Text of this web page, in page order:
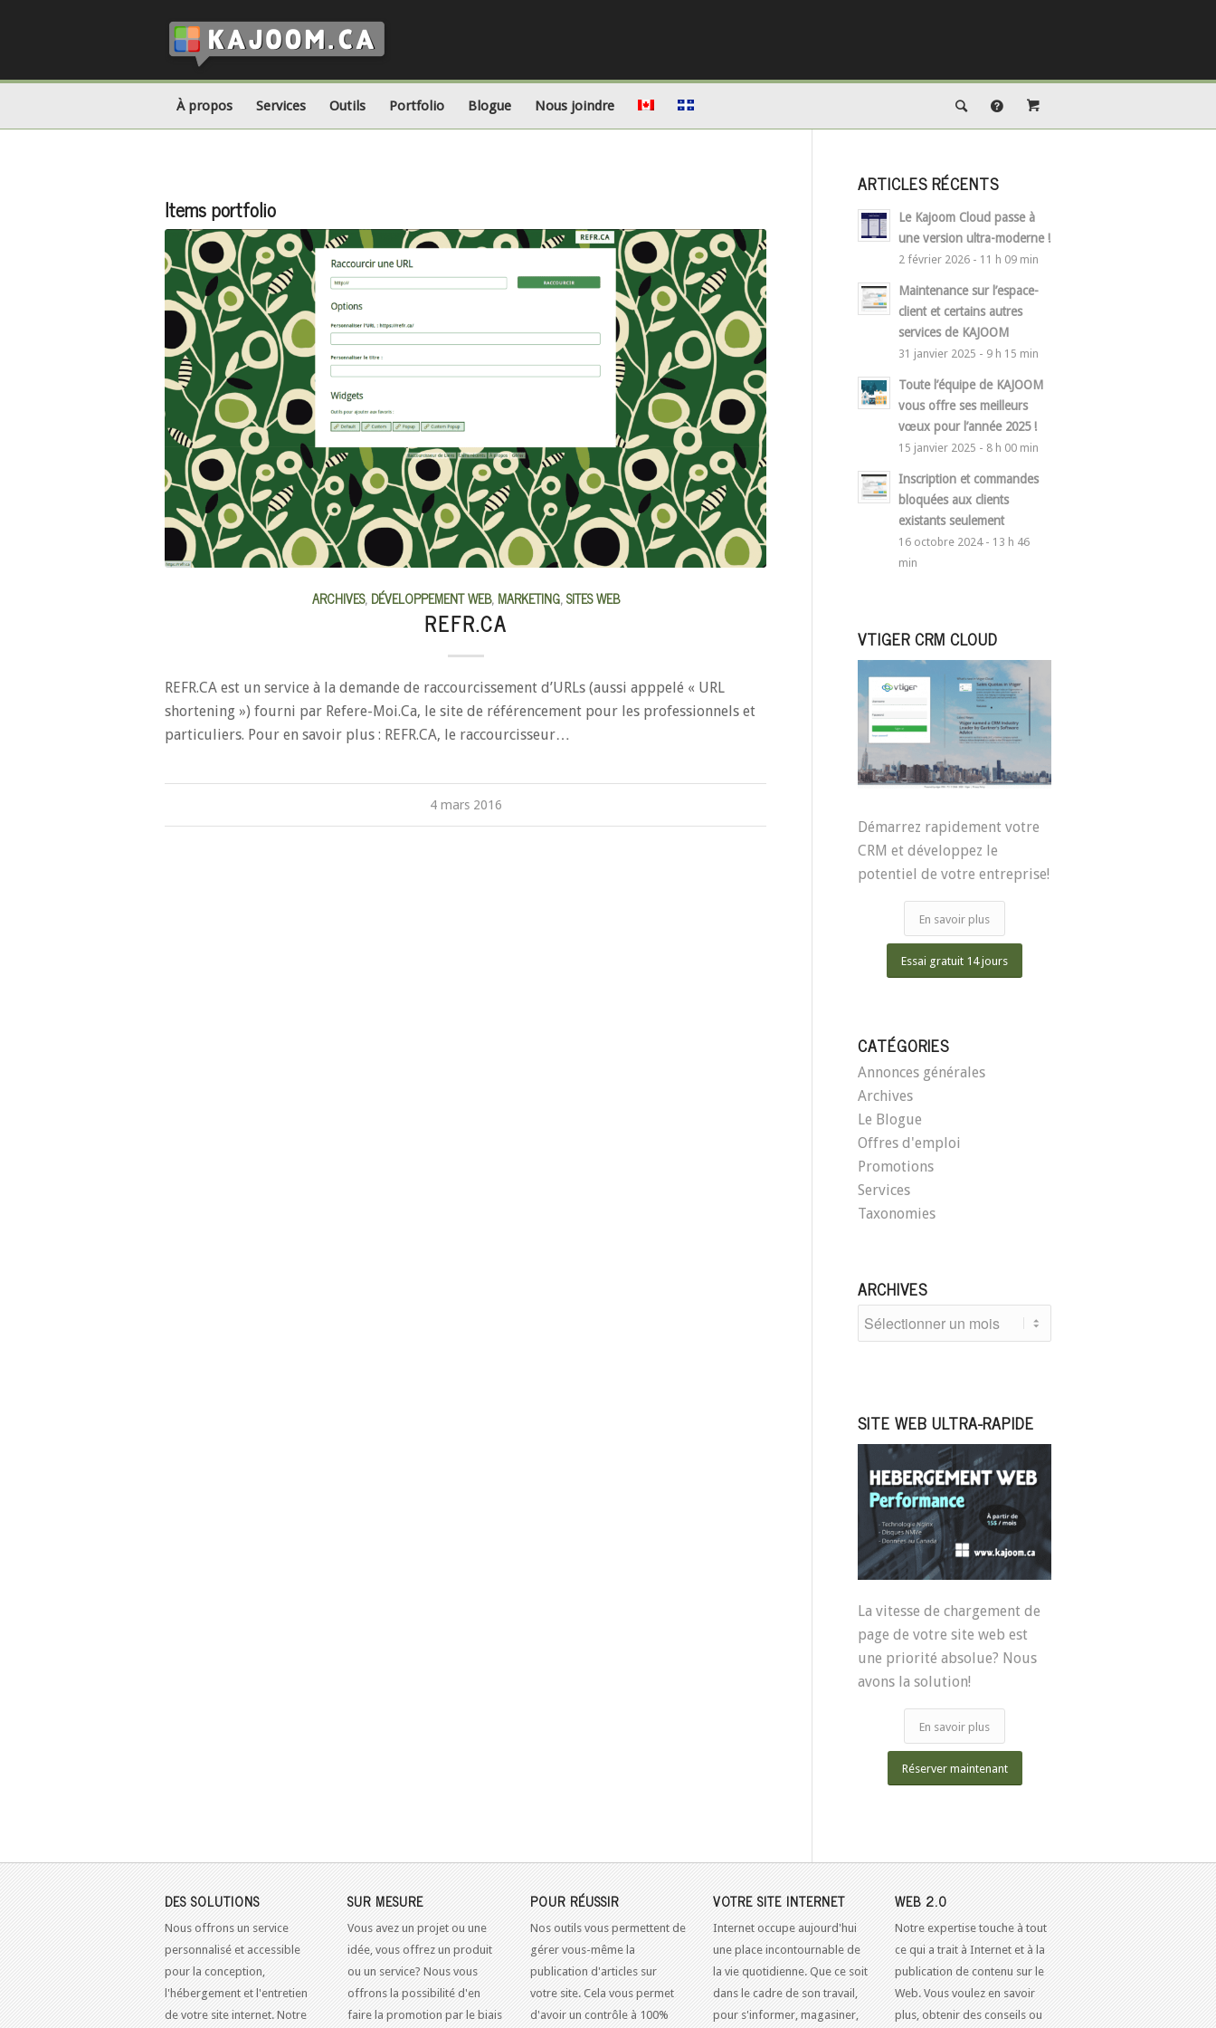
À propos Services Outils Portfolio Blogue Nous joindre
Items portfolio
ARCHIVES, DÉVELOPPEMENT WEB, MARKETING,SITES WEB
REFR.CA
REFR.CA est un service à la demande de raccourcissement d’URLs (aussi apppelé « URL
shortening ») fourni par Refere-Moi.Ca, le site de référencement pour les professionnels et
particuliers. Pour en savoir plus : REFR.CA, le raccourcisseur…
4 mars 2016
ARTICLES RÉCENTS
Le Kajoom Cloud passe à
une version ultra-moderne !
2 février 2026 - 11 h 09 min
Maintenance sur l’espace-
client et certains autres
services de KAJOOM
31 janvier 2025 - 9 h 15 min
Toute l’équipe de KAJOOM
vous offre ses meilleurs
vœux pour l’année 2025 !
15 janvier 2025 - 8 h 00 min
Inscription et commandes
bloquées aux clients
existants seulement
16 octobre 2024 - 13 h 46
min
VTIGER CRM CLOUD
Démarrez rapidement votre
CRM et développez le
potentiel de votre entreprise!
En savoir plus
Essai gratuit 14 jours
CATÉGORIES
Annonces générales
Archives
Le Blogue
Offres d'emploi
Promotions
Services
Taxonomies
ARCHIVES
SITE WEB ULTRA-RAPIDE
La vitesse de chargement de
page de votre site web est
une priorité absolue? Nous
avons la solution!
En savoir plus
Réserver maintenant
DES SOLUTIONS
Nous offrons un service
personnalisé et accessible
pour la conception,
l'hébergement et l'entretien
de votre site internet. Notre
SUR MESURE
Vous avez un projet ou une
idée, vous offrez un produit
ou un service? Nous vous
offrons la possibilité d'en
faire la promotion par le biais
POUR RÉUSSIR
Nos outils vous permettent de
gérer vous-même la
publication d'articles sur
votre site. Cela vous permet
d'avoir un contrôle à 100%
VOTRE SITE INTERNET
Internet occupe aujourd'hui
une place incontournable de
la vie quotidienne. Que ce soit
dans le cadre de son travail,
pour s'informer, magasiner,
WEB 2.0
Notre expertise touche à tout
ce qui a trait à Internet et à la
publication de contenu sur le
Web. Vous voulez en savoir
plus, obtenir des conseils ou